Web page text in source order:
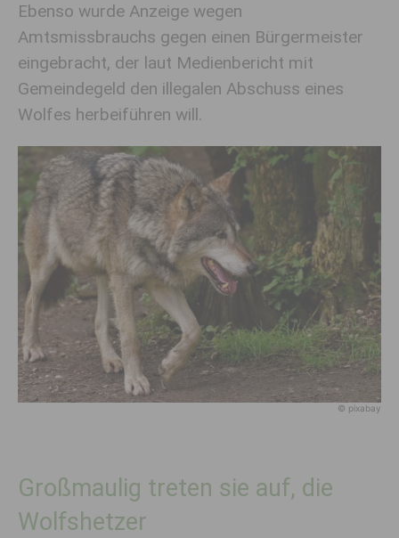
Ebenso wurde Anzeige wegen
Amtsmissbrauchs gegen einen Bürgermeister
eingebracht, der laut Medienbericht mit
Gemeindegeld den illegalen Abschuss eines
Wolfes herbeiführen will.
© pixabay
Großmaulig treten sie auf, die
Wolfshetzer